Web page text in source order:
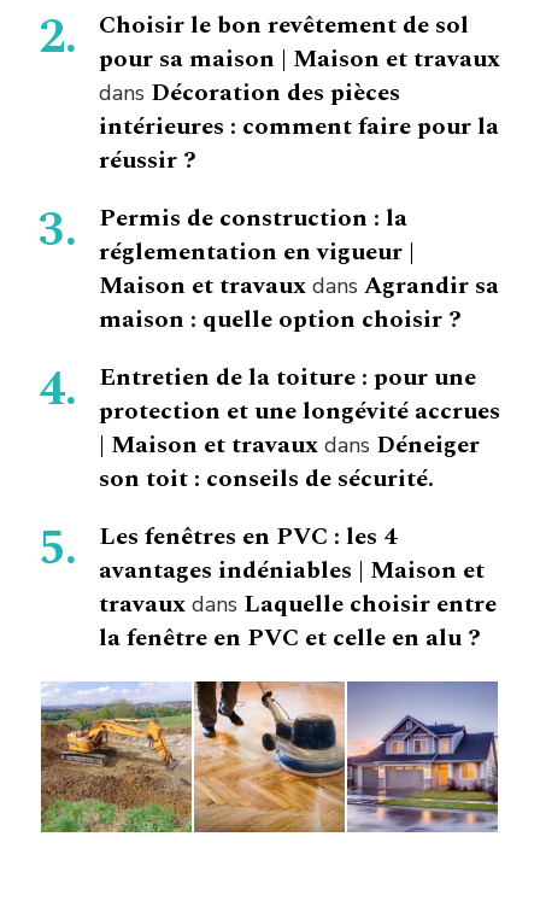
Choisir le bon revêtement de sol
pour sa maison | Maison et travaux
dans Décoration des pièces
intérieures : comment faire pour la
réussir ?
Permis de construction : la
réglementation en vigueur |
Maison et travaux dans Agrandir sa
maison : quelle option choisir ?
Entretien de la toiture : pour une
protection et une longévité accrues
| Maison et travaux dans Déneiger
son toit : conseils de sécurité.
Les fenêtres en PVC : les 4
avantages indéniables | Maison et
travaux dans Laquelle choisir entre
la fenêtre en PVC et celle en alu ?